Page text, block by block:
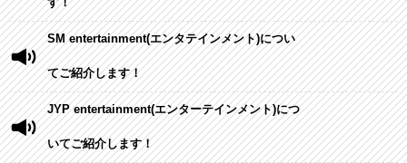
す！
SM entertainment(エンタテインメント)につい
てご紹介します！
JYP entertainment(エンターテインメント)につ
いてご紹介します！